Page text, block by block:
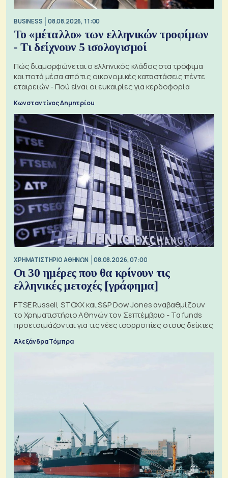
BUSINESS 08.08.2026, 11:00
Το «μέταλλο» των ελληνικών τροφίμων
- Τι δείχνουν 5 ισολογισμοί
Πώς διαμορφώνεται ο ελληνικός κλάδος στα τρόφιμα
και ποτά μέσα από τις οικονομικές καταστάσεις πέντε
εταιρειών - Πού είναι οι ευκαιρίες για κερδοφορία
Κωνσταντίνος Δημητρίου
XΡΗΜΑΤΙΣΤΗΡΙΟ ΑΘΗΝΩΝ 08.08.2026, 07:00
Οι 30 ημέρες που θα κρίνουν τις
ελληνικές μετοχές [γράφημα]
FTSE Russell, STOXX και S&P Dow Jones αναβαθμίζουν
το Χρηματιστήριο Αθηνών τον Σεπτέμβριο - Τα funds
προετοιμάζονται για τις νέες ισορροπίες στους δείκτες
Αλεξάνδρα Τόμπρα